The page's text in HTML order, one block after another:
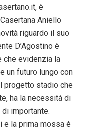
è
Aniello
riguardo il suo
D’Agostino è
che evidenzia la
un futuro lungo con
progetto stadio che
ha la necessità di
importante.
e la prima mossa è